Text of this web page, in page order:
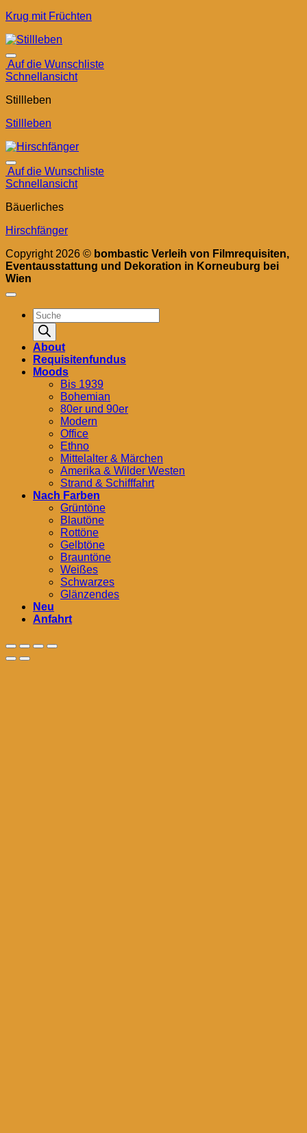
Krug mit Früchten
Auf die Wunschliste
Schnellansicht
Stillleben
Stillleben
Auf die Wunschliste
Schnellansicht
Bäuerliches
Hirschfänger
Copyright 2026 © bombastic Verleih von Filmrequisiten,
Eventausstattung und Dekoration in Korneuburg bei
Wien
Products
search
About
Requisitenfundus
Moods
Bis 1939
Bohemian
80er und 90er
Modern
Office
Ethno
Mittelalter & Märchen
Amerika & Wilder Westen
Strand & Schifffahrt
Nach Farben
Grüntöne
Blautöne
Rottöne
Gelbtöne
Brauntöne
Weißes
Schwarzes
Glänzendes
Neu
Anfahrt